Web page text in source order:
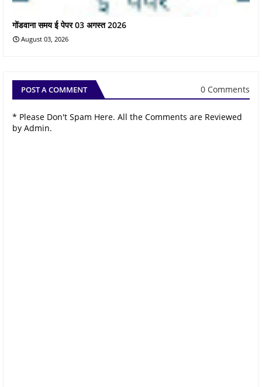
गोंडवाना समय ई पेपर 03 अगस्त 2026
August 03, 2026
POST A COMMENT 0 Comments
* Please Don't Spam Here. All the Comments are Reviewed
by Admin.